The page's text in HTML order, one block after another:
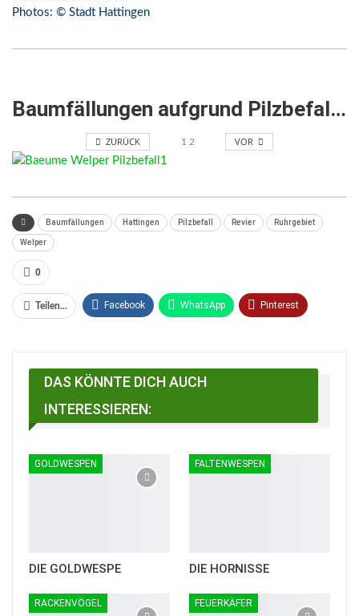
Photos: © Stadt Hattingen
Baumfällungen aufgrund Pilzbefall in Hatingen
ZURÜCK 1 2 VOR
Baumfällungen Hattingen Pilzbefall Revier Ruhrgebiet
Welper
0
Teilen... Facebook WhatsApp Pinterest
Facebook Messenger
DAS KÖNNTE DICH AUCH
INTERESSIEREN:
GOLDWESPEN
DIE GOLDWESPE
FALTENWESPEN
DIE HORNISSE
RACKENVÖGEL FEUERKÄFER